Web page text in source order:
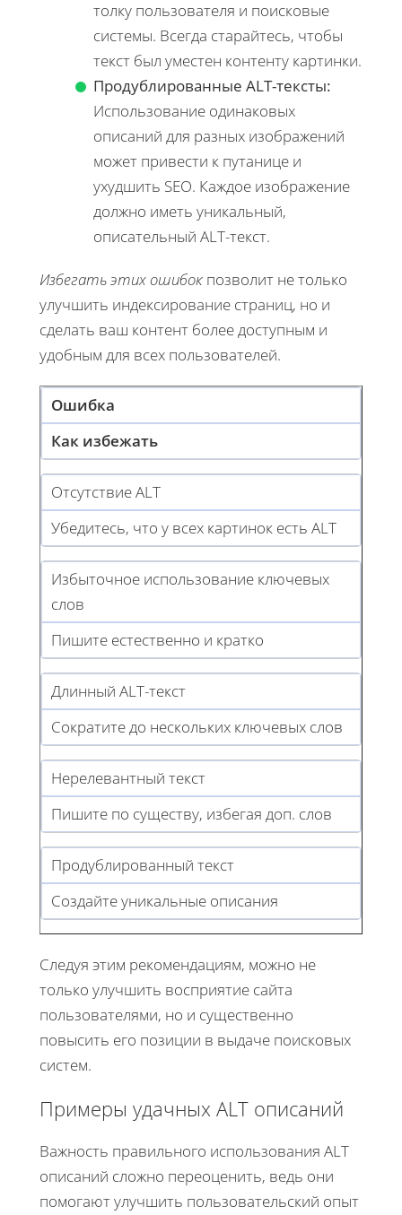
толку пользователя и поисковые
системы. Всегда старайтесь, чтобы
текст был уместен контенту картинки.
Продублированные ALT-тексты:
Использование одинаковых
описаний для разных изображений
может привести к путанице и
ухудшить SEO. Каждое изображение
должно иметь уникальный,
описательный ALT-текст.
Избегать этих ошибок позволит не только
улучшить индексирование страниц, но и
сделать ваш контент более доступным и
удобным для всех пользователей.
Ошибка
Как избежать
Отсутствие ALT
Убедитесь, что у всех картинок есть ALT
Избыточное использование ключевых
слов
Пишите естественно и кратко
Длинный ALT-текст
Сократите до нескольких ключевых слов
Нерелевантный текст
Пишите по существу, избегая доп. слов
Продублированный текст
Создайте уникальные описания
Следуя этим рекомендациям, можно не
только улучшить восприятие сайта
пользователями, но и существенно
повысить его позиции в выдаче поисковых
систем.
Примеры удачных ALT описаний
Важность правильного использования ALT
описаний сложно переоценить, ведь они
помогают улучшить пользовательский опыт